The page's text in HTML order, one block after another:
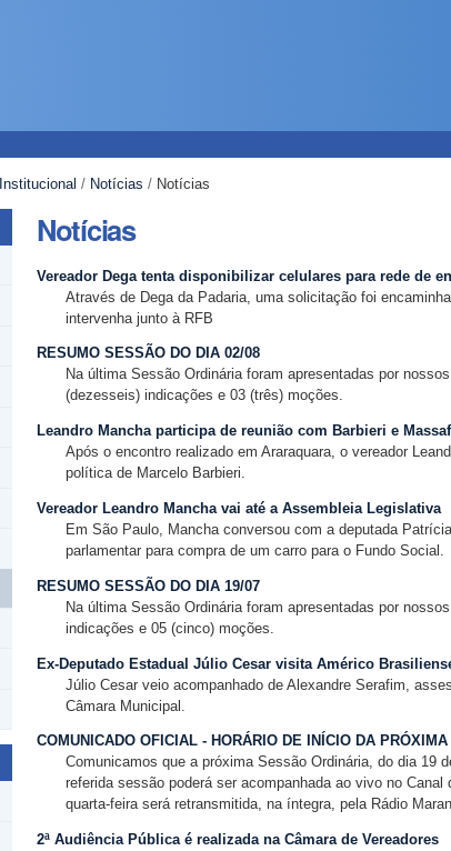
Institucional / Notícias / Notícias
Notícias
Vereador Dega tenta disponibilizar celulares para rede de
Através de Dega da Padaria, uma solicitação foi
intervenha junto à RFB
RESUMO SESSÃO DO DIA 02/08
Na última Sessão Ordinária foram apresentadas por
(dezesseis) indicações e 03 (três) moções.
Leandro Mancha participa de reunião com Barbieri e
Após o encontro realizado em Araraquara, o vereador
política de Marcelo Barbieri.
Vereador Leandro Mancha vai até a Assembleia Legislativa
Em São Paulo, Mancha conversou com a deputada
parlamentar para compra de um carro para o Fundo Social.
RESUMO SESSÃO DO DIA 19/07
Na última Sessão Ordinária foram apresentadas por
indicações e 05 (cinco) moções.
Ex-Deputado Estadual Júlio Cesar visita Américo
Júlio Cesar veio acompanhado de Alexandre Serafim,
Câmara Municipal.
COMUNICADO OFICIAL - HORÁRIO DE INÍCIO DA
Comunicamos que a próxima Sessão Ordinária, do dia 19
referida sessão poderá ser acompanhada ao vivo no
quarta-feira será retransmitida, na íntegra, pela Rádio
2ª Audiência Pública é realizada na Câmara de Vereadores